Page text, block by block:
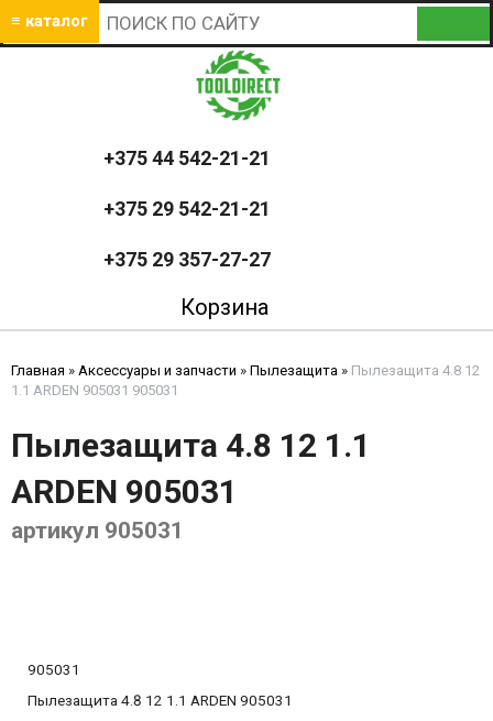
≡ каталог
+375 44 542-21-21
+375 29 542-21-21
+375 29 357-27-27
Корзина
Главная » Аксессуары и запчасти » Пылезащита » Пылезащита 4.8 12
1.1 ARDEN 905031 905031
Пылезащита 4.8 12 1.1
ARDEN 905031
артикул 905031
905031
Пылезащита 4.8 12 1.1 ARDEN 905031